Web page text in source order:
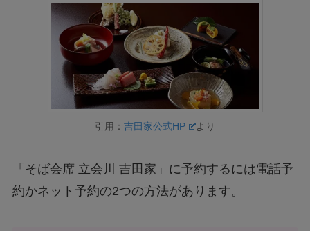
引用：吉田家公式HP より
「そば会席 立会川 吉田家」に予約するには電話予
約かネット予約の2つの方法があります。